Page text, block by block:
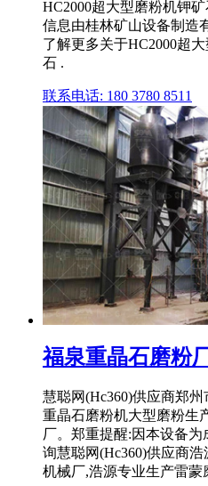
HC2000超大型磨粉机钾
信息由桂林矿山设备制造
了解更多关于HC2000超
石 .
联系电话: 180 3780 8511
福泉重晶石磨粉
慧聪网(Hc360)供应商郑
重晶石磨粉机大型磨粉生
厂。郑重提醒:因本设备
询慧聪网(Hc360)供应商
机械厂,浩源专业生产雷蒙